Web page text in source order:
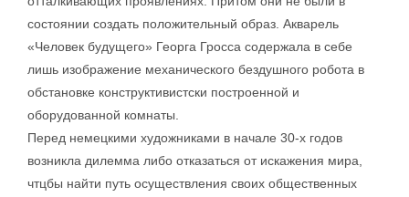
состоянии создать положительный образ. Акварель
«Человек будущего» Георга Гросса содержала в себе
лишь изображение механического бездушного робота в
обстановке конструктивистски построенной и
оборудованной комнаты.
Перед немецкими художниками в начале 30-х годов
возникла дилемма либо отказаться от искажения мира,
чтцбы найти путь осуществления своих общественных